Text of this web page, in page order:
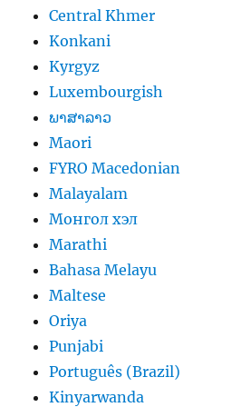
Central Khmer
Konkani
Kyrgyz
Luxembourgish
ພາສາລາວ
Maori
FYRO Macedonian
Malayalam
Монгол хэл
Marathi
Bahasa Melayu
Maltese
Oriya
Punjabi
Português (Brazil)
Kinyarwanda